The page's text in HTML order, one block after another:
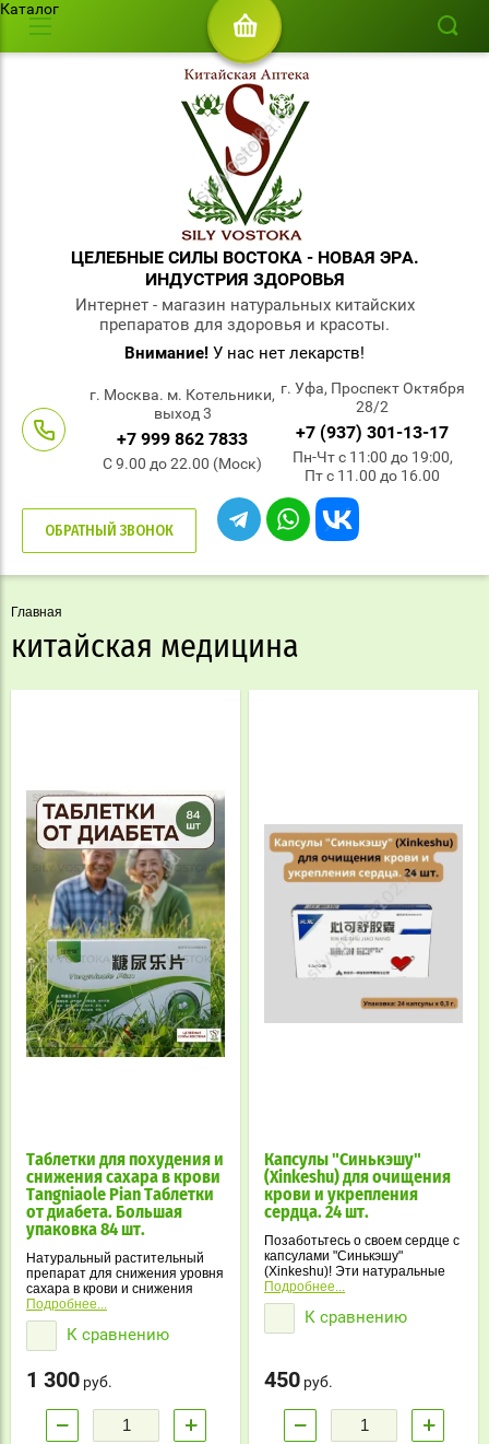
Каталог
ЦЕЛЕБНЫЕ СИЛЫ ВОСТОКА - НОВАЯ ЭРА.
ИНДУСТРИЯ ЗДОРОВЬЯ
Интернет - магазин натуральных китайских
препаратов для здоровья и красоты.
Внимание! У нас нет лекарств!
г. Москва. м. Котельники,
выход 3
+7 999 862 7833
С 9.00 до 22.00 (Моск)
г. Уфа, Проспект Октября
28/2
+7 (937) 301-13-17
Пн-Чт с 11:00 до 19:00,
Пт с 11.00 до 16.00
ОБРАТНЫЙ ЗВОНОК
Главная
китайская медицина
Таблетки для похудения и
снижения сахара в крови
Tangniaole Pian Таблетки
от диабета. Большая
упаковка 84 шт.
Натуральный растительный
препарат для снижения уровня
сахара в крови и снижения
веса, Для улучшения работы
почек и желудка. Для очищения
легких, от застоя и потемнения
конечностей.
Подробнее...
К сравнению
1 300 руб.
− +
Капсулы "Синькэшу"
(Xinkeshu) для очищения
крови и укрепления
сердца. 24 шт.
Позаботьтесь о своем сердце с
капсулами "Синькэшу"
(Xinkeshu)! Эти натуральные
китайские капсулы помогут вам
бороться с сердечными
болями, ишемией, гипертонией
и другими сердечно-
почувствуйте, как ваше сердце
становится сильнее и здоровее
каждый день!
Подробнее...
К сравнению
450 руб.
− +